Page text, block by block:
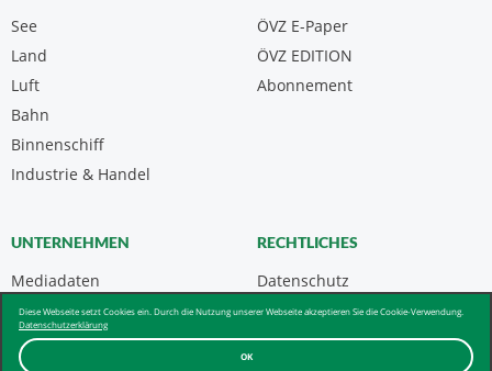
OK
Diese Webseite setzt Cookies ein. Durch die Nutzung unserer Webseite akzeptieren Sie die Cookie-Verwendung.
Datenschutzerklärung
See
Land
Luft
Bahn
Binnenschiff
Industrie & Handel
ÖVZ E-Paper
Abonnement
ÖVZ EDITION
UNTERNEHMEN
Mediadaten
Kontakt
Über uns & AGB
RECHTLICHES
Datenschutz
Impressum